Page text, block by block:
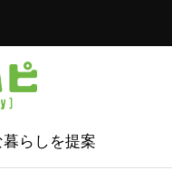
らしを提案